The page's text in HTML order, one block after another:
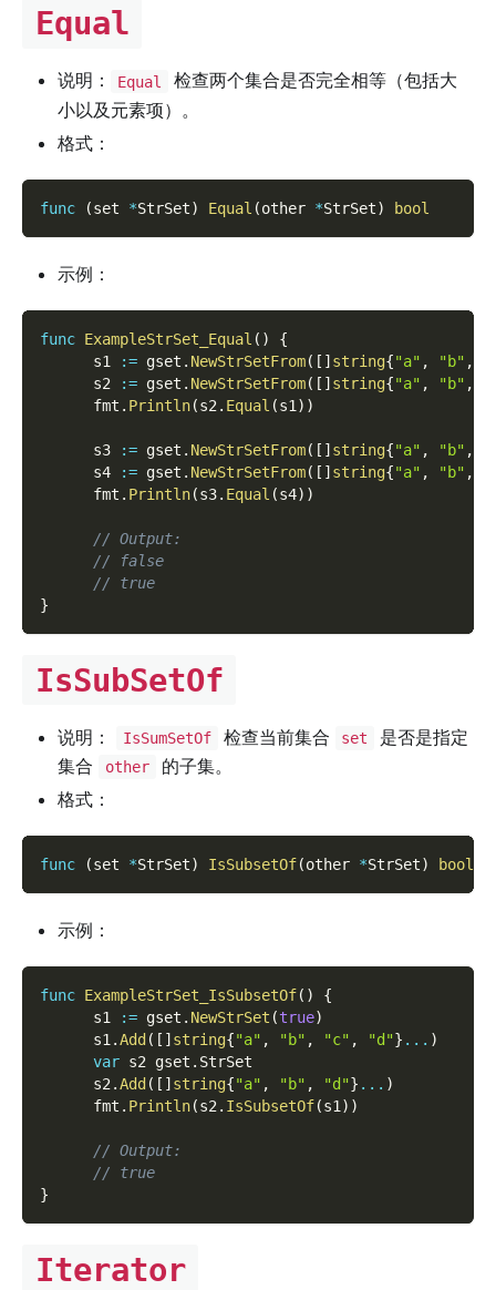
Equal
说明： Equal
检查两个集合是否完全相等（包括大
小以及元素项）。
格式：
func (set *StrSet) Equal (other *StrSet) bool
示例：
func ExampleStrSet_Equal ( )
{
      s1
:= gset . NewStrSetFrom( [ ]string{"a" , "b" ,
      s2
:= gset . NewStrSetFrom( [ ]string{"a" , "b" ,
      fmt
. Println(s2 . Equal (s1 ) )
      s3
:= gset . NewStrSetFrom( [ ]string{"a" , "b" ,
      s4
:= gset . NewStrSetFrom( [ ]string{"a" , "b" ,
      fmt
. Println(s3. Equal (s4) )
// Output:
// false
// true
}
IsSubSetOf
说明： IsSumSetOf 检查当前集合 set
是否是指定
集合
other
的子集。
格式：
func (set *StrSet) IsSubsetOf(other *StrSet) bool
示例：
func ExampleStrSet_IsSubsetOf( )
{
      s1
:= gset . NewStrSet (true)
      s1
.Add ( [ ] string{"a" , "b" , "c" , "d"} ... )
var s2 gset . StrSet
      s2
.Add ( [ ] string{"a" , "b" , "d"} ... )
      fmt
. Println(s2 . IsSubsetOf(s1 ) )
// Output:
// true
}
Iterator